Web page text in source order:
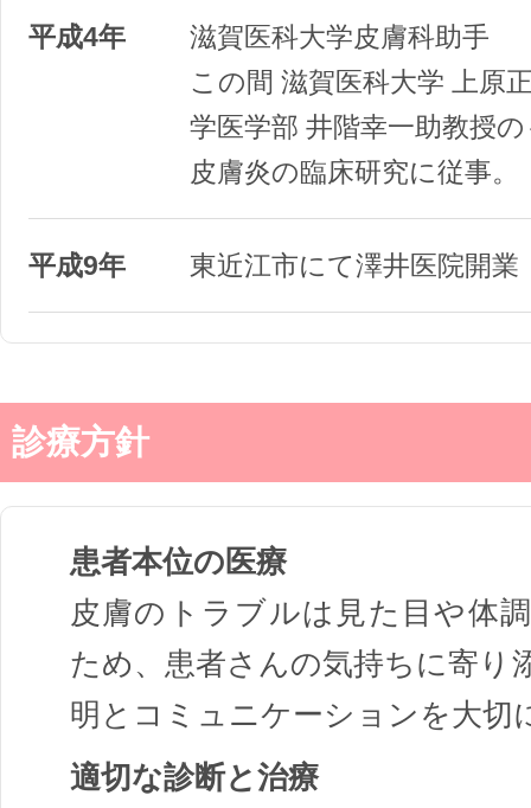
平成4年
滋賀医科大学皮膚科助手
この間 滋賀医科大学 上原
学医学部 井階幸一助教授
皮膚炎の臨床研究に従事。
平成9年 東近江市にて澤井医院開業
診療方針
患者本位の医療
皮膚のトラブルは見た目や体
ため、患者さんの気持ちに寄り
明とコミュニケーションを大切
適切な診断と治療